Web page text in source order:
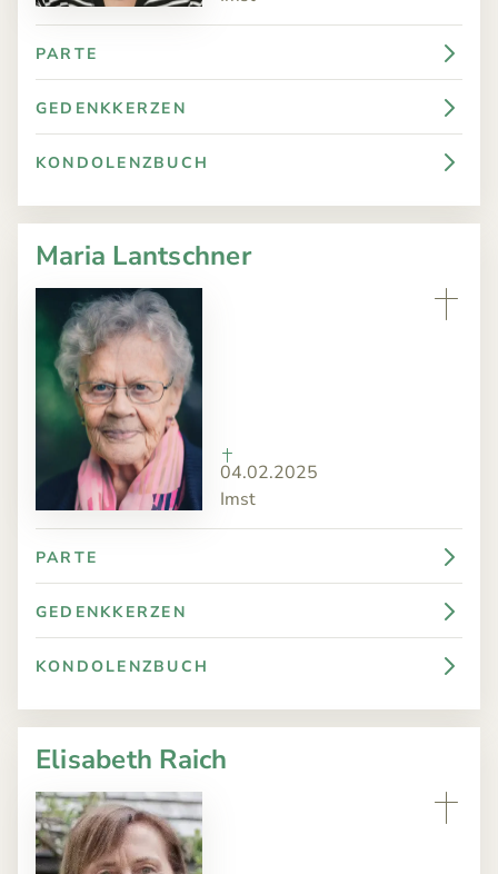
PARTE
GEDENKKERZEN
KONDOLENZBUCH
Maria Lantschner
04.02.2025
Imst
PARTE
GEDENKKERZEN
KONDOLENZBUCH
Elisabeth Raich